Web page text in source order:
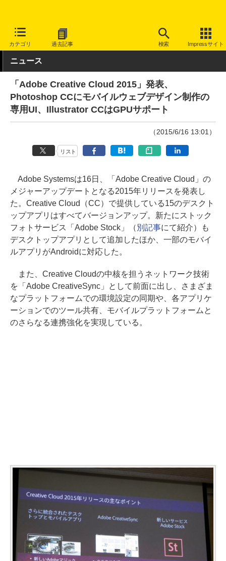
カテゴリ 過去記事 検索 Impressサイト
INTERNET Watch トピック 開発者/クリエイター
ニュース
「Adobe Creative Cloud 2015」発表、
Photoshop CCにモバイルウェブデザイン制作の
専用UI、Illustrator CCはGPUサポート
（2015/6/16 13:01）
リスト
Adobe Systemsは16日、「Adobe Creative Cloud」の
メジャーアップデートとなる2015年リリースを発表し
た。Creative Cloud（CC）で提供している15のデスクト
ップアプリはすべてバージョンアップ。新たにストック
フォトサービス「Adobe Stock」（ 別記事にて紹介）も
デスクトップアプリとして追加したほか、一部のモバイ
ルアプリがAndroidに対応した。
また、Creative Cloudの中核を担うネットワーク技術
を「Adobe CreativeSync」として前面に出し、さまざま
なプラットフォームでの環境設定の同期や、各アプリケ
ーションでのツール共有、モバイルプラットフォームと
のさらなる連携強化を実現している。